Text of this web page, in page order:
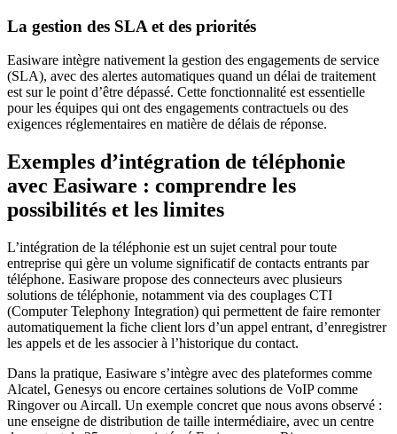
La gestion des SLA et des priorités
Easiware intègre nativement la gestion des engagements de service
(SLA), avec des alertes automatiques quand un délai de traitement
est sur le point d’être dépassé. Cette fonctionnalité est essentielle
pour les équipes qui ont des engagements contractuels ou des
exigences réglementaires en matière de délais de réponse.
Exemples d’intégration de téléphonie
avec Easiware : comprendre les
possibilités et les limites
L’intégration de la téléphonie est un sujet central pour toute
entreprise qui gère un volume significatif de contacts entrants par
téléphone. Easiware propose des connecteurs avec plusieurs
solutions de téléphonie, notamment via des couplages CTI
(Computer Telephony Integration) qui permettent de faire remonter
automatiquement la fiche client lors d’un appel entrant, d’enregistrer
les appels et de les associer à l’historique du contact.
Dans la pratique, Easiware s’intègre avec des plateformes comme
Alcatel, Genesys ou encore certaines solutions de VoIP comme
Ringover ou Aircall. Un exemple concret que nous avons observé :
une enseigne de distribution de taille intermédiaire, avec un centre